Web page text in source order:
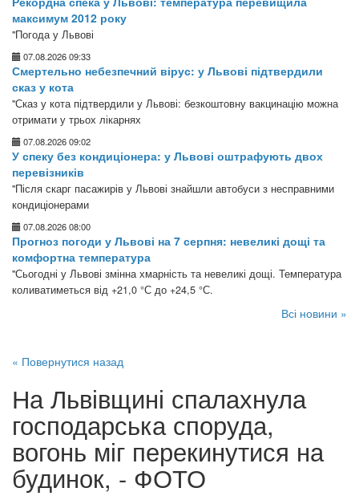
максимум 2012 року
"Погода у Львові
07.08.2026 09:33
Смертельно небезпечний вірус: у Львові підтвердили
сказ у кота
"Сказ у кота підтвердили у Львові: безкоштовну вакцинацію можна
отримати у трьох лікарнях
07.08.2026 09:02
У спеку без кондиціонера: у Львові оштрафують двох
перевізників
"Після скарг пасажирів у Львові знайшли автобуси з несправними
кондиціонерами
07.08.2026 08:00
Прогноз погоди у Львові на 7 серпня: невеликі дощі та
комфортна температура
"Сьогодні у Львові змінна хмарність та невеликі дощі. Температура
коливатиметься від +21,0 °С до +24,5 °С.
Всі новини »
« Повернутися назад
На Львівщині спалахнула
господарська споруда,
вогонь міг перекинутися на
будинок, - ФОТО